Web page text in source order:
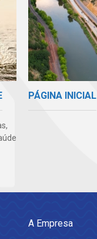
PÁGINA INICIAL
A Empresa